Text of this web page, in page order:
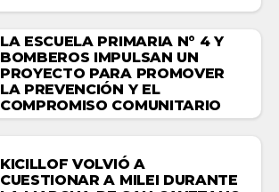
LA ESCUELA PRIMARIA N° 4 Y
BOMBEROS IMPULSAN UN
PROYECTO PARA PROMOVER
LA PREVENCIÓN Y EL
COMPROMISO COMUNITARIO
KICILLOF VOLVIÓ A
CUESTIONAR A MILEI DURANTE